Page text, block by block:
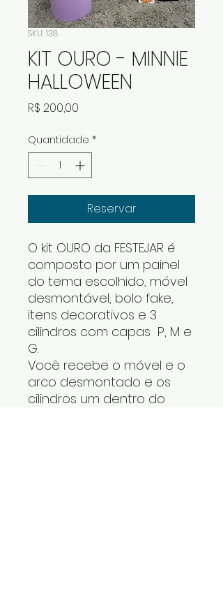
SKU: 138
KIT OURO - MINNIE
HALLOWEEN
R$ 200,00
Quantidade *
Reservar
O kit OURO da FESTEJAR é
composto por um painel
do tema escolhido, móvel
desmontável, bolo fake,
itens decorativos e 3
cilindros com capas P, M e
G.
Você recebe o móvel e o
arco desmontado e os
cilindros um dentro do